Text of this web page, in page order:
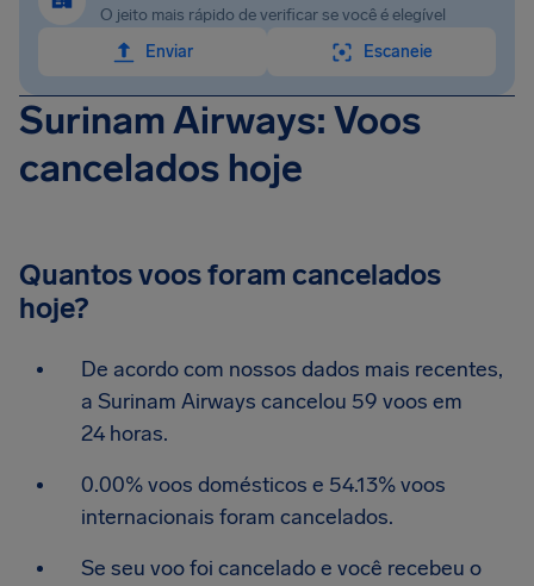
O jeito mais rápido de verificar se você é elegível
Enviar
Escaneie
Surinam Airways: Voos
cancelados hoje
Quantos voos foram cancelados
hoje?
De acordo com nossos dados mais recentes,
a Surinam Airways cancelou 59 voos em
24 horas.
0.00% voos domésticos e 54.13% voos
internacionais foram cancelados.
Se seu voo foi cancelado e você recebeu o